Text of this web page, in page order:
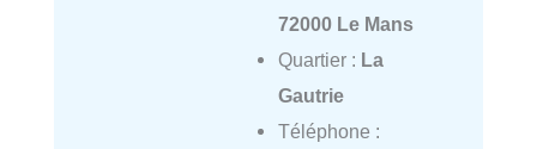
72000 Le Mans
Quartier : La
Gautrie
Téléphone :